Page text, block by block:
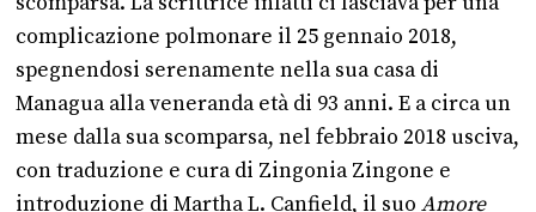
complicazione polmonare il 25 gennaio 2018,
spegnendosi serenamente nella sua casa di
Managua alla veneranda età di 93 anni. E a circa un
mese dalla sua scomparsa, nel febbraio 2018 usciva,
con traduzione e cura di Zingonia Zingone e
introduzione di Martha L. Canfield, il suo Amore